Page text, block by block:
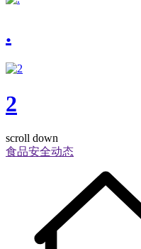
.
2
scroll down
食品安全动态